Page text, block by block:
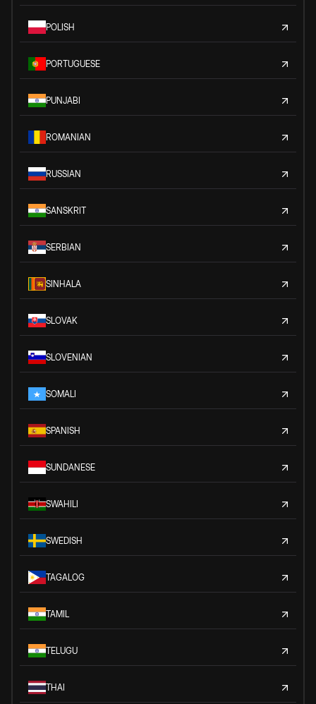
POLISH
PORTUGUESE
PUNJABI
ROMANIAN
RUSSIAN
SANSKRIT
SERBIAN
SINHALA
SLOVAK
SLOVENIAN
SOMALI
SPANISH
SUNDANESE
SWAHILI
SWEDISH
TAGALOG
TAMIL
TELUGU
THAI